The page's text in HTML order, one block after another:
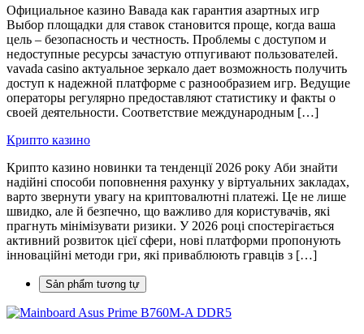
Официальное казино Вавада как гарантия азартных игр
Выбор площадки для ставок становится проще, когда ваша
цель – безопасность и честность. Проблемы с доступом и
недоступные ресурсы зачастую отпугивают пользователей.
vavada casino актуальное зеркало дает возможность получить
доступ к надежной платформе с разнообразием игр. Ведущие
операторы регулярно предоставляют статистику и факты о
своей деятельности. Соответствие международным […]
Крипто казино
Крипто казино новинки та тенденції 2026 року Аби знайти
надійні способи поповнення рахунку у віртуальних закладах,
варто звернути увагу на криптовалютні платежі. Це не лише
швидко, але й безпечно, що важливо для користувачів, які
прагнуть мінімізувати ризики. У 2026 році спостерігається
активний розвиток цієї сфери, нові платформи пропонують
інноваційні методи гри, які приваблюють гравців з […]
Sản phẩm tương tự